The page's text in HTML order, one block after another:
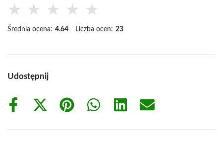
★ ★ ★ ★ ★
Średnia ocena: 4.64 Liczba ocen: 23
Udostępnij
Share
Share
(Twitter)
Share
Share
Share
Share